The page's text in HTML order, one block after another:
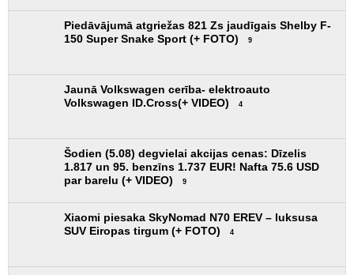
Jaunā Volkswagen cerība- elektroauto
Volkswagen ID.Cross(+ VIDEO)
1.817 un 95. benzīns 1.737 EUR! Nafta 75.6 USD
par barelu (+ VIDEO)
9
SUV Eiropas tirgum (+ FOTO)
4
Rīgas remontu jaunā mērvienība - kļūdu skaits uz
vienu metru darbu! (+ VIDEO)
Gandrīz 900 Zs jaudīgais Ķīnas superhibrīds būs
pieejams Eiropā (+ FOTO) 10
SuperPanther eTopas600 ražošanu